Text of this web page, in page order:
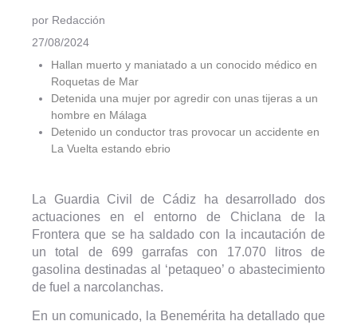
por Redacción
27/08/2024
Hallan muerto y maniatado a un conocido médico en
Roquetas de Mar
Detenida una mujer por agredir con unas tijeras a un
hombre en Málaga
Detenido un conductor tras provocar un accidente en
La Vuelta estando ebrio
La Guardia Civil de Cádiz ha desarrollado dos
actuaciones en el entorno de Chiclana de la
Frontera que se ha saldado con la incautación de
un total de 699 garrafas con 17.070 litros de
gasolina destinadas al ‘petaqueo’ o abastecimiento
de fuel a narcolanchas.
En un comunicado, la Benemérita ha detallado que